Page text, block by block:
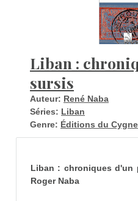
Liban :
sursis
Auteur: René Naba
Séries: Liban
Genre: Éditions du Cygne
Liban : chroniques d'un
Roger Naba